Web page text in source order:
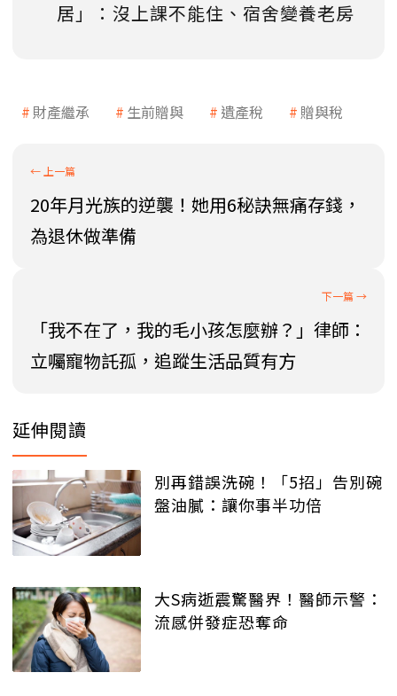
居」：沒上課不能住、宿舍變養老房
財產繼承 生前贈與 遺產稅 贈與稅
20年月光族的逆襲！她用6秘訣無痛存錢，
為退休做準備
「我不在了，我的毛小孩怎麼辦？」律師：
立囑寵物託孤，追蹤生活品質有方
延伸閱讀
別再錯誤洗碗！「5招」告別碗
盤油膩：讓你事半功倍
大S病逝震驚醫界！醫師示警：
流感併發症恐奪命